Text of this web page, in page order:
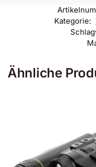
Kategorie:
Ähnliche